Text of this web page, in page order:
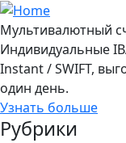
Мультивалютный
Индивидуальные
Instant / SWIFT,
один день.
Узнать больше
Рубрики